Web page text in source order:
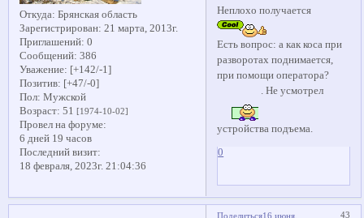
Откуда: Брянская область
Зарегистрирован: 21 марта, 2013г.
Приглашений: 0
Сообщений: 386
Уважение: [+142/-1]
Позитив: [+47/-0]
Пол: Мужской
Возраст: 51 [1974-10-02]
Провел на форуме:
6 дней 19 часов
Последний визит:
18 февраля, 2023г. 21:04:36
Неплохо получается
Есть вопрос: а как коса при
разворотах поднимается,
при помощи оператора?
. Не усмотрел
устройства подъема.
0
Поделиться 43
16 июня,